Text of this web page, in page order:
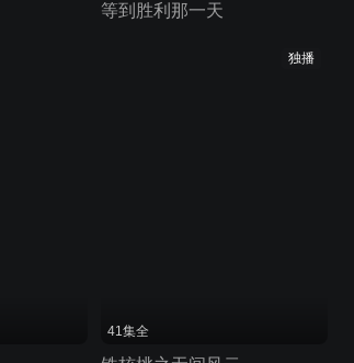
等到胜利那一天
独播
41集全